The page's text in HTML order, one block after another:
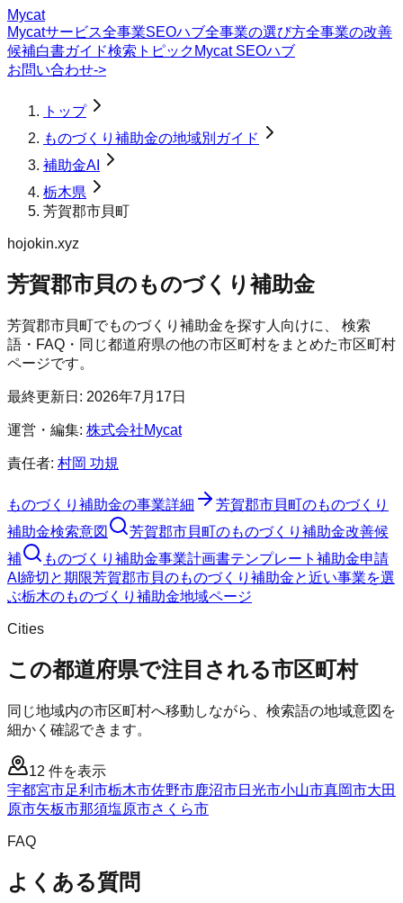
Mycat
Mycatサービス全事業SEOハブ全事業の選び方全事業の改善
候補白書ガイド検索トピック Mycat SEOハブ
お問い合わせ->
トップ
ものづくり補助金の地域別ガイド
補助金AI
栃木県
芳賀郡市貝町
hojokin.xyz
芳賀郡市貝のものづくり補助金
芳賀郡市貝町でものづくり補助金を探す人向けに、 検索
語・FAQ・同じ都道府県の他の市区町村をまとめた市区町村
ページです。
最終更新日: 2026年7月17日
運営・編集: 株式会社Mycat
責任者: 村岡 功規
ものづくり補助金の事業詳細 芳賀郡市貝町のものづくり
補助金検索意図 芳賀郡市貝町のものづくり補助金改善候
補
ものづくり補助金事業計画書テンプレート 補助金申請
AI 締切と期限芳賀郡市貝のものづくり補助金と近い事業を選
ぶ栃木のものづくり補助金地域ページ
Cities
この都道府県で注目される市区町村
同じ地域内の市区町村へ移動しながら、検索語の地域意図を
細かく確認できます。
12 件を表示
宇都宮市足利市栃木市佐野市鹿沼市日光市小山市真岡市大田
原市矢板市那須塩原市さくら市
FAQ
よくある質問